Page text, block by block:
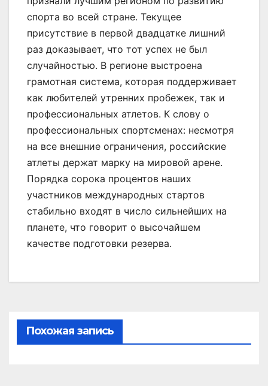
спорта во всей стране. Текущее
присутствие в первой двадцатке лишний
раз доказывает, что тот успех не был
случайностью. В регионе выстроена
грамотная система, которая поддерживает
как любителей утренних пробежек, так и
профессиональных атлетов. К слову о
профессиональных спортсменах: несмотря
на все внешние ограничения, российские
атлеты держат марку на мировой арене.
Порядка сорока процентов наших
участников международных стартов
стабильно входят в число сильнейших на
планете, что говорит о высочайшем
качестве подготовки резерва.
Похожая запись